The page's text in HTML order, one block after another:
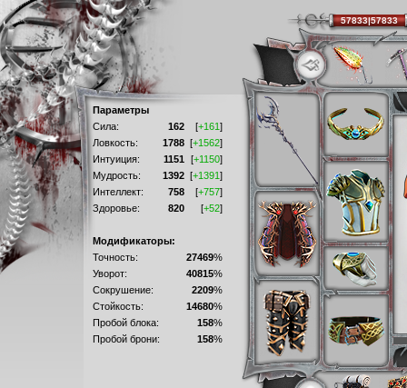
Параметры
Сила:
162 [+161]
Ловкость:
1788 [+1562]
Интуиция:
1151 [+1150]
Мудрость:
1392 [+1391]
Интеллект:
758 [+757]
Здоровье:
820 [+52]
Модификаторы:
Точность:
27469%
Уворот:
40815%
Сокрушение:
2209%
Стойкость:
14680%
Пробой блока:
158%
Пробой брони:
158%
57833|57833